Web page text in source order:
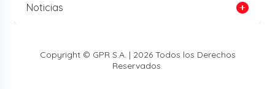
Noticias
Copyright © GPR S.A. | 2026 Todos los Derechos
Reservados.